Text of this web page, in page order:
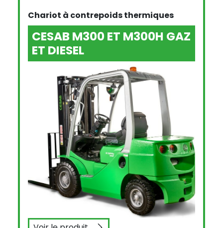
Chariot à contrepoids thermiques
CESAB M300 ET M300H GAZ
ET DIESEL